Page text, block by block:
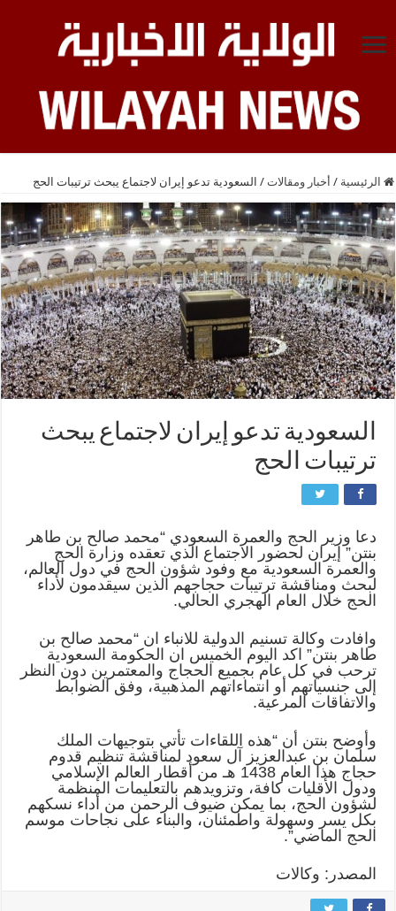
الرئيسية / أخبار ومقالات / السعودية تدعو إيران لاجتماع يبحث ترتيبات الحج
السعودية تدعو إيران لاجتماع يبحث
ترتيبات الحج
دعا وزير الحج والعمرة السعودي “محمد صالح بن طاهر
بنتن” إيران لحضور الاجتماع الذي تعقده وزارة الحج
والعمرة السعودية مع وفود شؤون الحج في دول العالم،
لبحث ومناقشة ترتيبات حجاجهم الذين سيقدمون لأداء
الحج خلال العام الهجري الحالي.
وافادت وكالة تسنيم الدولية للانباء ان “محمد صالح بن
طاهر بنتن” اكد اليوم الخميس ان الحكومة السعودية
ترحب في كل عام بجميع الحجاج والمعتمرين دون النظر
إلى جنسياتهم أو انتماءاتهم المذهبية، وفق الضوابط
والاتفاقات المرعية.
وأوضح بنتن أن “هذه اللقاءات تأتي بتوجيهات الملك
سلمان بن عبدالعزيز آل سعود لمناقشة تنظيم قدوم
حجاج هذا العام 1438 هـ من أقطار العالم الإسلامي
ودول الأقليات كافة، وتزويدهم بالتعليمات المنظمة
لشؤون الحج، بما يمكن ضيوف الرحمن من أداء نسكهم
بكل يسر وسهولة واطمئنان، والبناء على نجاحات موسم
الحج الماضي”.
المصدر: وكالات